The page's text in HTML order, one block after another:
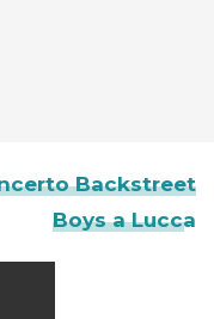
Backstreet
Boys a Lucca